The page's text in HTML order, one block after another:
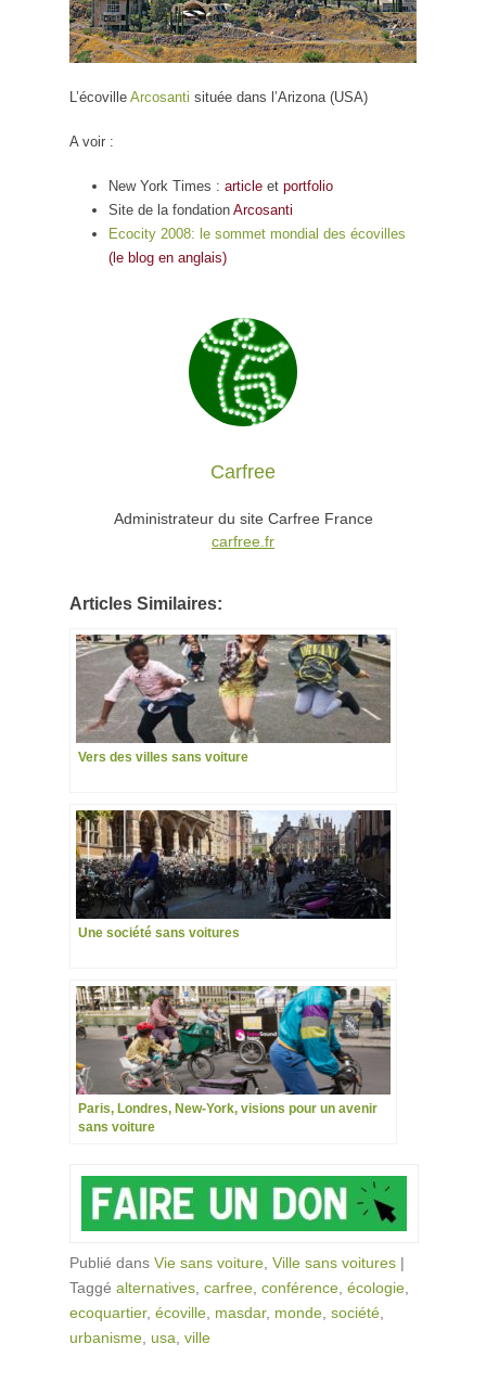
L’écoville Arcosanti située dans l’Arizona (USA)
A voir :
New York Times : article et portfolio
Site de la fondation Arcosanti
Ecocity 2008: le sommet mondial des écovilles
(le blog en anglais)
Carfree
Administrateur du site Carfree France
carfree.fr
Articles Similaires:
Vers des villes sans voiture
Une société sans voitures
Paris, Londres, New-York, visions pour un avenir
sans voiture
Publié dans Vie sans voiture Ville sans voitures |
Taggé alternatives carfree conférence écologie
ecoquartier, écoville masdar, monde société
urbanisme usa ville